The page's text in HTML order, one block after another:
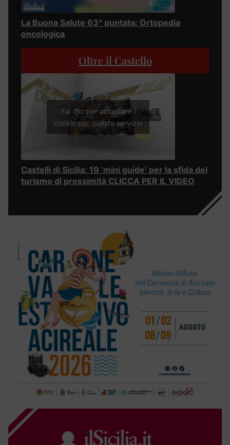
La Buona Salute 63° puntata: Ortopedia
oncologica
Oltre il Castello
Fai clic per accettare i
cookie per questo servizio
Castelli di Sicilia: 19 ‘mini guide’ per la sfida del
turismo di prossimità CLICCA PER IL VIDEO